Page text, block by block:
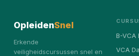
OpleidenSnel
Erkende
veiligheidscursussen snel en
B-VCA
VCA